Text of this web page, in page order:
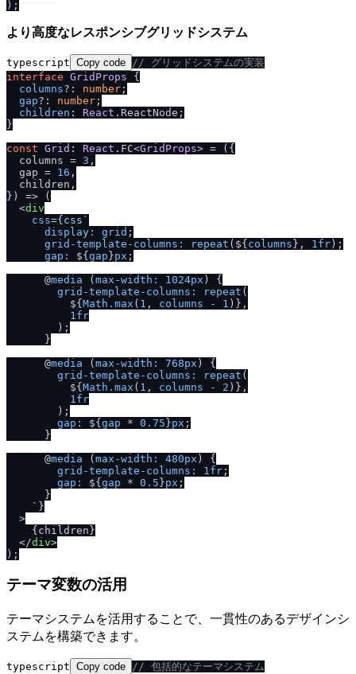
より高度なレスポンシブグリッドシステム
typescript Copy code / / グリッドシステムの実装
interface GridProps {
columns?: number ;
gap?: number ;
children : React . ReactNode ;
}
const Grid : React . FC<GridProps> = ( {
  columns =
3 ,
  gap =
16 ,
  children,
} ) => (
<div
css={css `
display:
grid ;
grid-template-columns:
repeat (${columns}, 1fr);
gap:
${gap}px ;
      @
media (max-width: 1024px ) {
grid-template-columns:
repeat (
          ${
Math.max ( 1 , columns - 1 )},
1fr
        );
      }
      @
media (max-width: 768px ) {
grid-template-columns:
repeat (
          ${
Math.max ( 1 , columns - 2 )},
1fr
        );
gap:
${gap * 0.75}px ;
      }
      @
media (max-width: 480px ) {
grid-template-columns:
1fr ;
gap:
${gap * 0.5}px ;
      }
    `}
  >
    {children}
</div>
テーマ変数の活用
テーマシステムを活用することで、一貫性のあるデザインシ
ステムを構築できます。
typescript Copy code // 包括的なテーマシステム